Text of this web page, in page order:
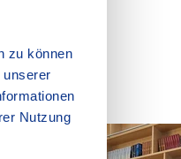
zu können
unserer
Nutzung